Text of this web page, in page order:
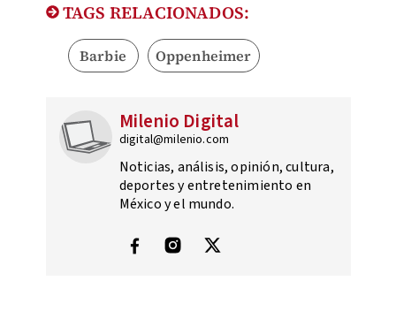
TAGS RELACIONADOS:
Barbie Oppenheimer
Milenio Digital
digital@milenio.com
Noticias, análisis, opinión, cultura,
deportes y entretenimiento en
México y el mundo.